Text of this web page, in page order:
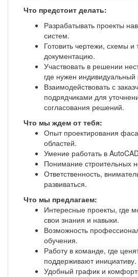
Что предстоит делать:
Разрабатывать проекты
систем.
Готовить чертежи, схемы и
документацию.
Участвовать в решении
где нужен индивидуальный
Взаимодействовать с
подрядчиками для
согласования решений.
Что мы ждем от тебя:
Опыт проектирования
областей.
Умение работать в
Понимание строительных
Ответственность,
развиваться.
Что мы предлагаем:
Интересные проекты, где
свои знания и навыки.
Возможность
обучения.
Работу в команде, где
поддерживают инициативу.
Удобный график и